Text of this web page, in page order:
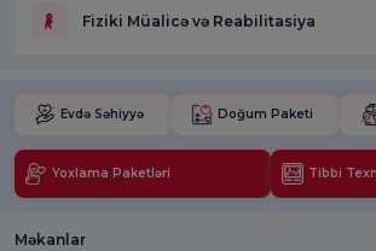
Fiziki Müalicə və Reabilitasiya
Evdə Səhiyyə Doğum Paketi
Yoxlama Paketləri Tibbi
Məkanlar